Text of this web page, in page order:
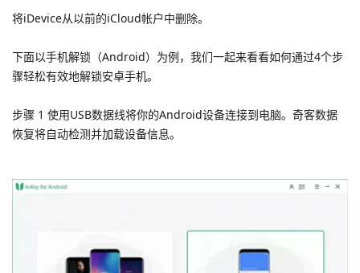
将iDevice从以前的iCloud帐户中删除。
下面以手机解锁（Android）为例，我们一起来看看如何通过4个步
骤轻松有效地解锁安卓手机。
步骤 1 使用USB数据线将你的Android设备连接到电脑。奇客数据
恢复将自动检测并加载设备信息。